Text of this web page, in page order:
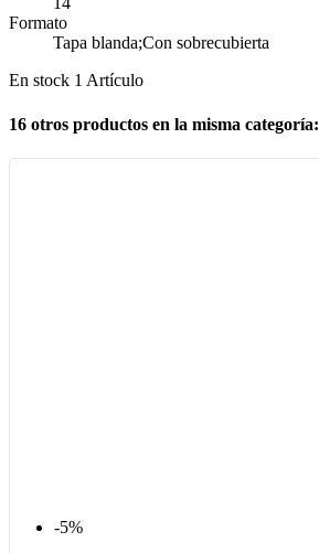
Formato
Tapa blanda;Con sobrecubierta
En stock 1 Artículo
16 otros productos en la misma categoría:
-5%